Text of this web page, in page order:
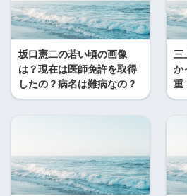
坂口憲二の若い頃の画像
は？現在は医師免許を取得
したの？病名は難病なの？
三
か
重